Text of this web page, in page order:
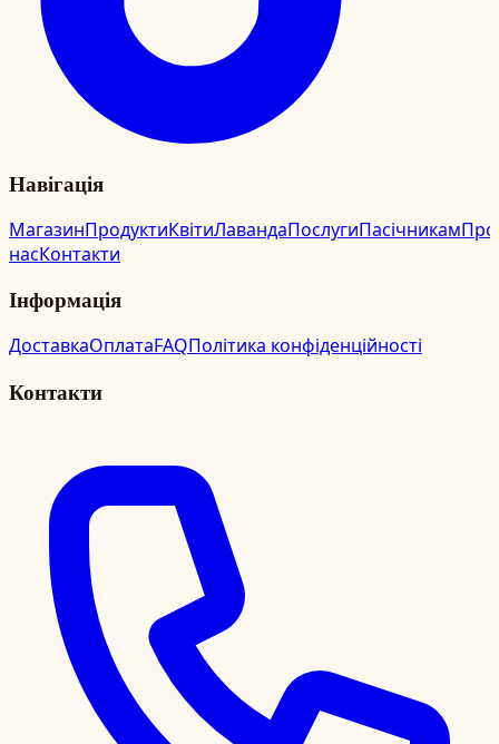
Навігація
МагазинПродуктиКвітиЛавандаПослугиПасічникамПро
насКонтакти
Інформація
ДоставкаОплатаFAQПолітика конфіденційності
Контакти